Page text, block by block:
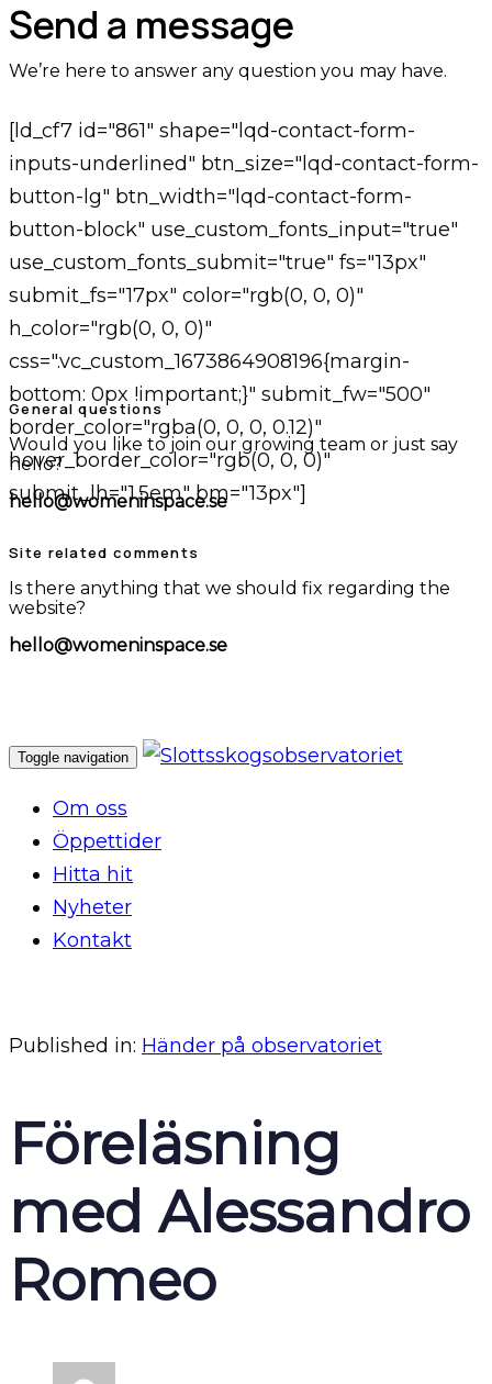
Send a message
We’re here to answer any question you may have.
[ld_cf7 id="861" shape="lqd-contact-form-
inputs-underlined" btn_size="lqd-contact-form-
button-lg" btn_width="lqd-contact-form-
button-block" use_custom_fonts_input="true"
use_custom_fonts_submit="true" fs="13px"
submit_fs="17px" color="rgb(0, 0, 0)"
h_color="rgb(0, 0, 0)"
css=".vc_custom_1673864908196{margin-
bottom: 0px !important;}" submit_fw="500"
border_color="rgba(0, 0, 0, 0.12)"
hover_border_color="rgb(0, 0, 0)"
submit_lh="1.5em" bm="13px"]
General questions
Would you like to join our growing team or just say
hello?
hello@womeninspace.se
Site related comments
Is there anything that we should fix regarding the
website?
hello@womeninspace.se
Toggle navigation
Om oss
Öppettider
Hitta hit
Nyheter
Kontakt
Published in: Händer på observatoriet
Föreläsning
med Alessandro
Romeo